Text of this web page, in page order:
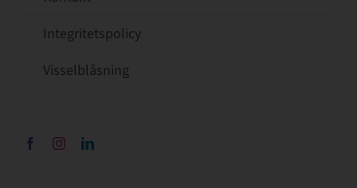
Integritetspolicy
Visselblåsning